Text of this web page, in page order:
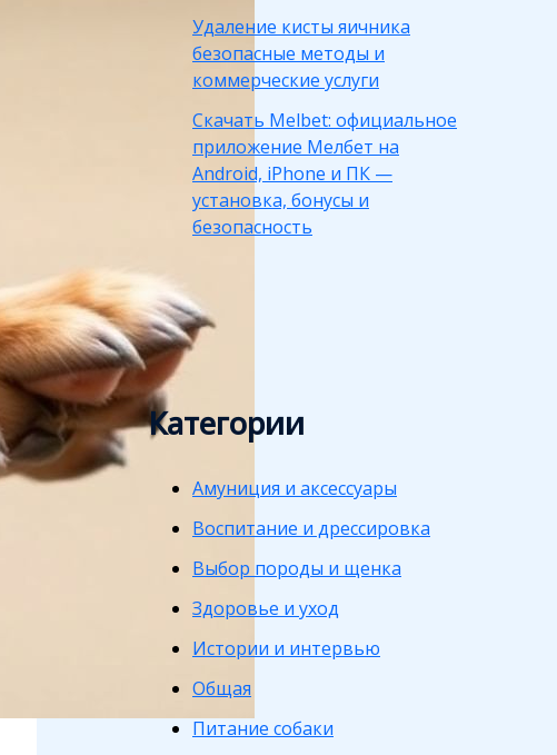
Удаление кисты яичника
безопасные методы и
коммерческие услуги
Скачать Melbet: официальное
приложение Мелбет на
Android, iPhone и ПК —
установка, бонусы и
безопасность
Категории
Амуниция и аксессуары
Воспитание и дрессировка
Выбор породы и щенка
Здоровье и уход
Истории и интервью
Общая
Питание собаки